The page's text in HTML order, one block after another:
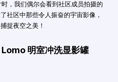
，我们偶尔会看到社区成员拍摄的
社区中那些令人振奋的宇宙影像，
捉夜空之美！
明室冲洗显影罐